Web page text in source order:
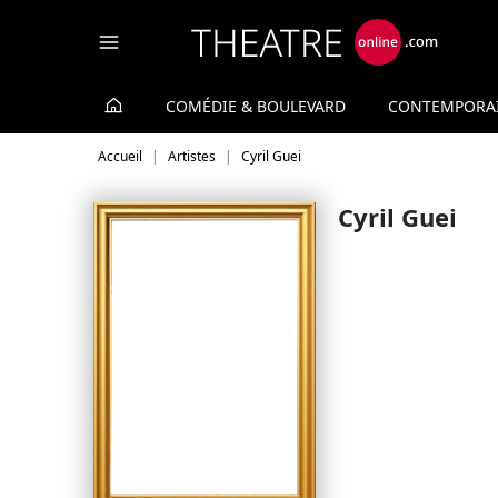
COMÉDIE & BOULEVARD
Accueil Artistes Cyril Guei
Cyril Guei